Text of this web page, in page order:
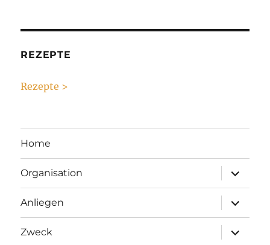
REZEPTE
Rezepte >
Home
Organisation
anzeigen
Anliegen
anzeigen
Zweck
anzeigen